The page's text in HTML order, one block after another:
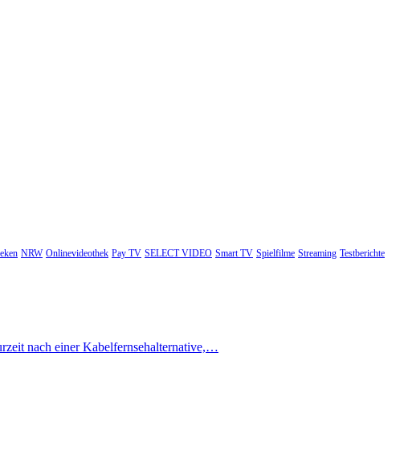
NRW Onlinevideothek Pay TV SELECT VIDEO Smart TV Spielfilme Streaming Testberichte
nach einer Kabelfernsehalternative,…